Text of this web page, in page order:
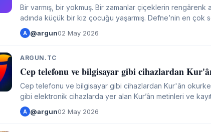
Bir varmış, bir yokmuş. Bir zamanlar çiçeklerin rengârenk
adında küçük bir kız çocuğu yaşarmış. Defne’nin en çok
A @argun02 May 2026
ARGUN.TC
Cep telefonu ve bilgisayar gibi cihazlardan
Cep telefonu ve bilgisayar gibi cihazlardan Kur'ân
gibi elektronik cihazlarda yer alan Kur’ân metinleri ve kayıtları,
Kur’ân yüklü olan bu tür cihazlara abdestsiz olarak...
A @argun02 May 2026